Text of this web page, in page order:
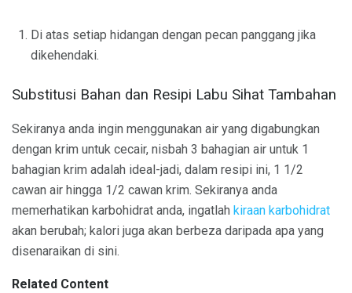
Di atas setiap hidangan dengan pecan panggang jika
dikehendaki.
Substitusi Bahan dan Resipi Labu Sihat Tambahan
Sekiranya anda ingin menggunakan air yang digabungkan
dengan krim untuk cecair, nisbah 3 bahagian air untuk 1
bahagian krim adalah ideal-jadi, dalam resipi ini, 1 1/2
cawan air hingga 1/2 cawan krim. Sekiranya anda
memerhatikan karbohidrat anda, ingatlah kiraan karbohidrat
akan berubah; kalori juga akan berbeza daripada apa yang
disenaraikan di sini.
Related Content